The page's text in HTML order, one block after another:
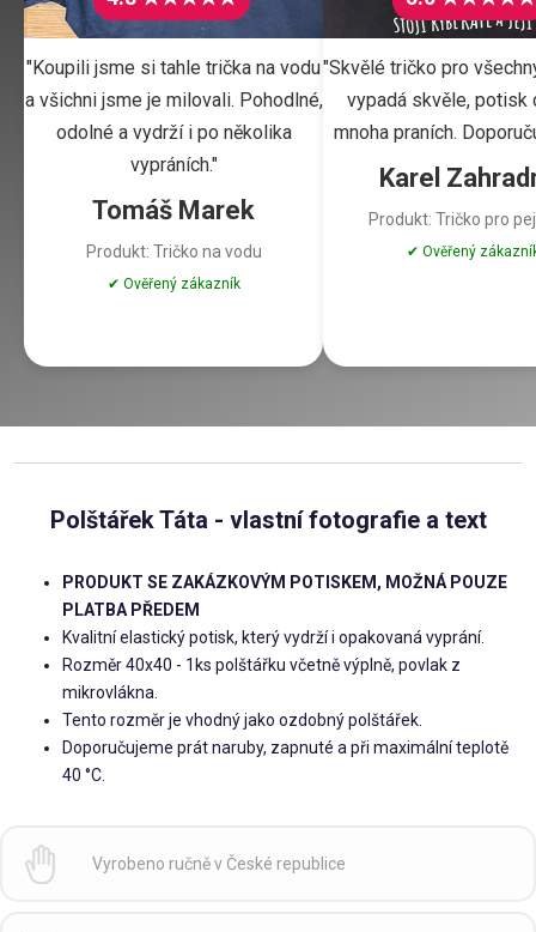
"Koupili jsme si tahle trička na vodu
a všichni jsme je milovali. Pohodlné,
odolné a vydrží i po několika
vypráních."
Tomáš Marek
Produkt: Tričko na vodu
✔ Ověřený zákazník
"Skvělé tričko pro
vypadá skvěle, potisk
mnoha praních.
Karel
Produkt: Tričko pro
✔ Ověřený
Polštářek Táta - vlastní fotografie a text
PRODUKT SE ZAKÁZKOVÝM POTISKEM, MOŽNÁ POUZE
PLATBA PŘEDEM
Kvalitní elastický potisk, který vydrží i opakovaná vyprání.
Rozměr 40x40 - 1ks polštářku včetně výplně, povlak z
mikrovlákna.
Tento rozměr je vhodný jako ozdobný polštářek.
Doporučujeme prát naruby, zapnuté a při maximální teplotě
40 °C.
Vyrobeno ručně v České republice